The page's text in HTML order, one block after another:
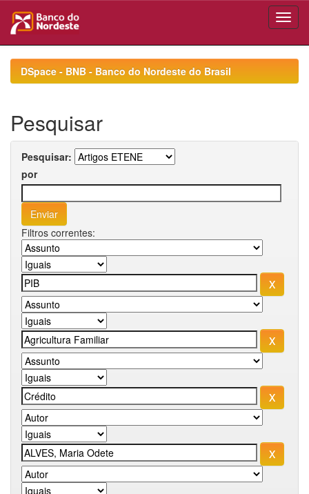
navigationDSpace - BNB - Banco do Nordeste do Brasil
Pesquisar
Pesquisar:
por
Filtros correntes: